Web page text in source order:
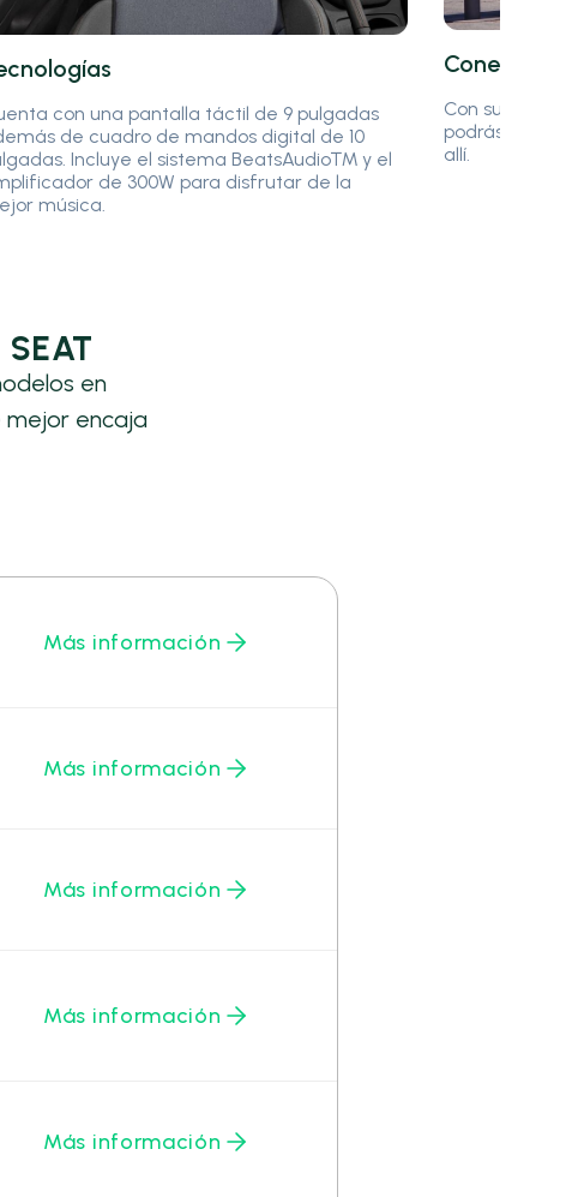
con una pantalla táctil de 9 pulgadas
de cuadro de mandos digital de 10
Incluye el sistema BeatsAudio™ y el
de 300W para disfrutar de la
música.
Con su acceso
podrás
allí.
en
mejor encaja
Más información
Más información
Más información
Más información
Más información